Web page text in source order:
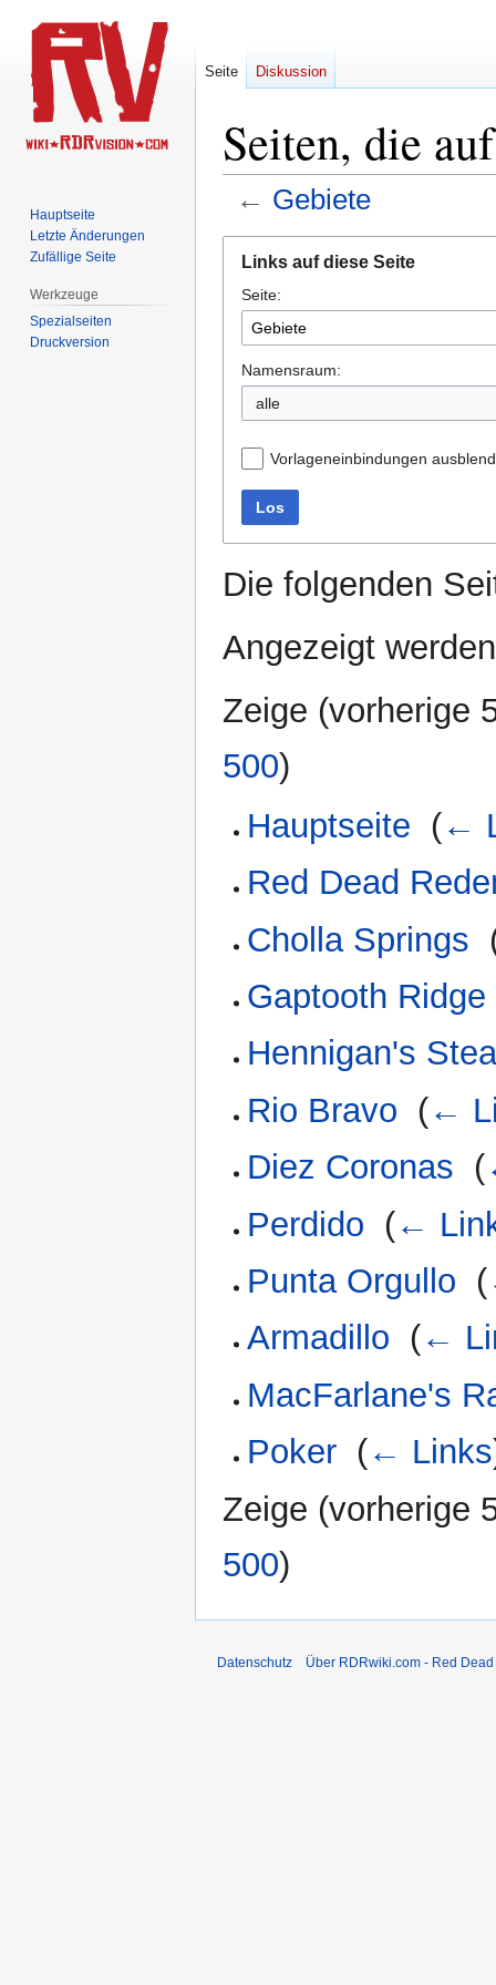
Seiten, die
← Gebiete
Navigation
springen
Suche
springen
Links auf diese Seite
Seite:
Namensraum:
alle
Vorlageneinbindungen
Los
Die folgenden
Angezeigt
Zeige (vorherige
500)
Hauptseite (←
Red Dead
Cholla Springs
Gaptooth Ridge
Hennigan's
Rio Bravo (←
Diez Coronas (
Perdido (←
Punta Orgullo (
Armadillo (←
MacFarlane's
Poker (← Links
Zeige (vorherige
500)
Seite Diskussion
Hauptseite
Letzte Änderungen
Zufällige Seite
Werkzeuge
Spezialseiten
Druckversion
Datenschutz Über RDRwiki.com - Red